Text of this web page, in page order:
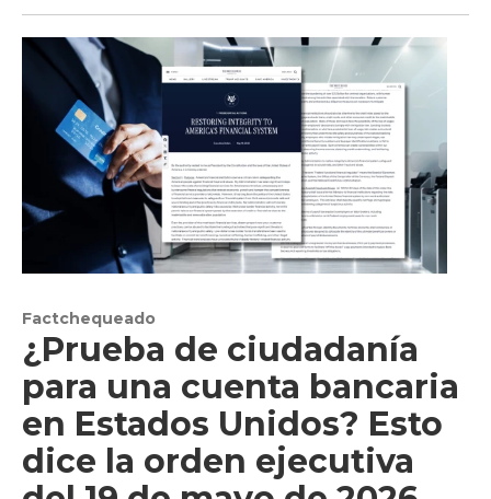
Factchequeado
¿Prueba de ciudadanía
para una cuenta bancaria
en Estados Unidos? Esto
dice la orden ejecutiva